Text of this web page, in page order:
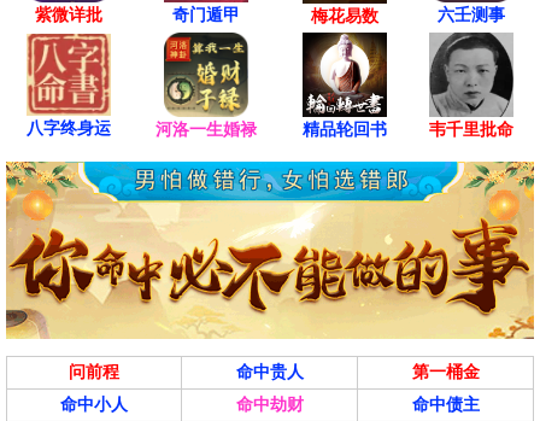
紫微详批 奇门遁甲 梅花易数 六壬测事
八字终身运 河洛一生婚禄 精品轮回书 韦千里批命
问前程 命中贵人
第一桶金
命中小人
命中劫财
命中债主